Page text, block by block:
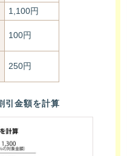
1,100円
100円
250円
引金額を計算